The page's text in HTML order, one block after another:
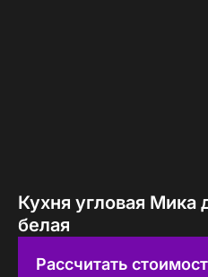
Кухня угловая Мика
белая
Рассчитать